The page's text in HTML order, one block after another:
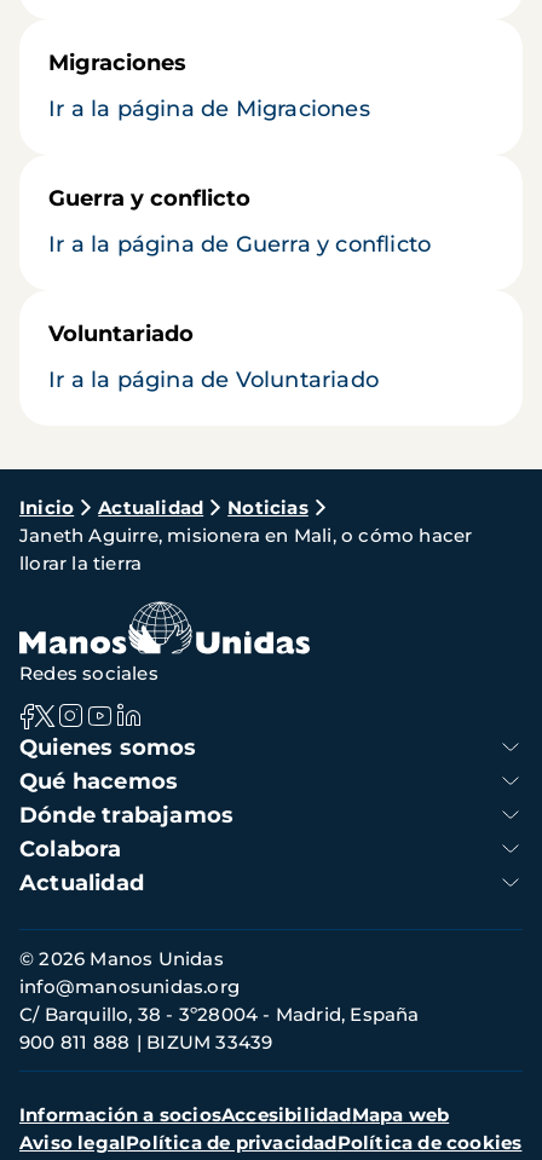
Migraciones
Ir a la página de Migraciones
Guerra y conflicto
Ir a la página de Guerra y conflicto
Voluntariado
Ir a la página de Voluntariado
Ruta
de
navegación
Inicio Actualidad
Noticias
Janeth Aguirre, misionera en Mali, o cómo hacer
llorar la tierra
Navegación
principal
Quienes somos
Qué hacemos
Dónde trabajamos
Colabora
Actualidad
Redes sociales
Información
de
contacto
© 2026 Manos Unidas
C/ Barquillo, 38 - 3º28004 - Madrid, España
900 811 888
BIZUM 33439
info@manosunidas.org
Menú
secundario
Información a sociosAccesibilidadMapa web
Aviso legalPolítica de privacidadPolítica de cookies